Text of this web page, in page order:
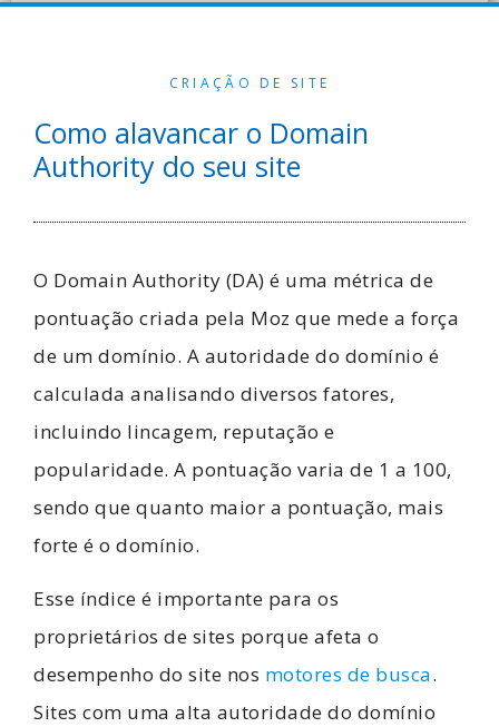
CRIAÇÃO DE SITE
Como alavancar o Domain
Authority do seu site
O Domain Authority (DA) é uma métrica de
pontuação criada pela Moz que mede a força
de um domínio. A autoridade do domínio é
calculada analisando diversos fatores,
incluindo lincagem, reputação e
popularidade. A pontuação varia de 1 a 100,
sendo que quanto maior a pontuação, mais
forte é o domínio.
Esse índice é importante para os
proprietários de sites porque afeta o
desempenho do site nos motores de busca.
Sites com uma alta autoridade do domínio